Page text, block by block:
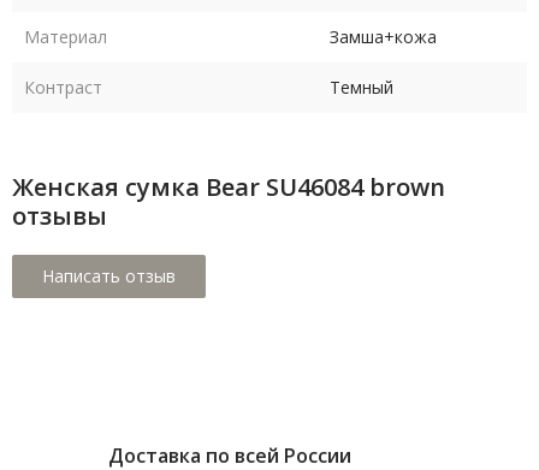
Материал Замша+кожа
Контраст Темный
Женская сумка Bear SU46084 brown
отзывы
Доставка по всей России